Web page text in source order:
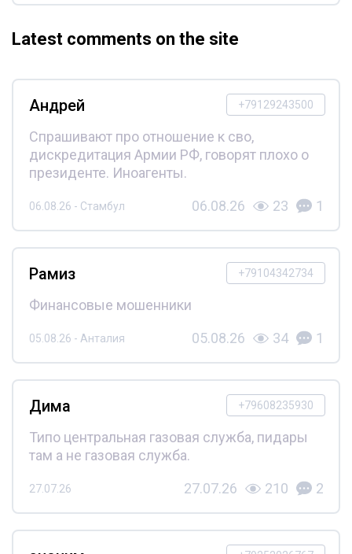
Latest comments on the site
+79129243500
Андрей
Спрашивают про отношение к сво,
дискредитация Армии РФ, говорят плохо о
президенте. Иноагенты.
06.08.26 - Стамбул 06.08.26 23 1
+79104342734
Рамиз
Финансовые мошенники
05.08.26 - Анталия 05.08.26 34 1
+79608235930
Дима
Типо центральная газовая служба, пидары
там а не газовая служба.
27.07.26 27.07.26 210 2